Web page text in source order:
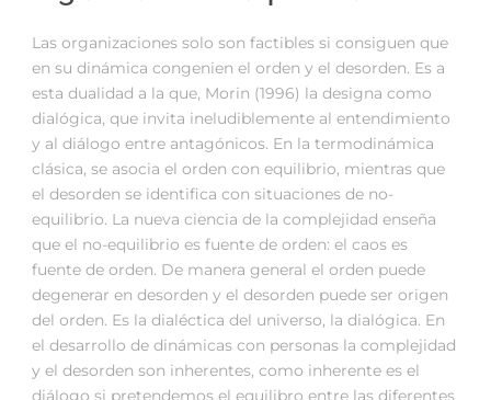
Las organizaciones solo son factibles si consiguen que
en su dinámica congenien el orden y el desorden. Es a
esta dualidad a la que, Morin (1996) la designa como
dialógica, que invita ineludiblemente al entendimiento
y al diálogo entre antagónicos. En la termodinámica
clásica, se asocia el orden con equilibrio, mientras que
el desorden se identifica con situaciones de no-
equilibrio. La nueva ciencia de la complejidad enseña
que el no-equilibrio es fuente de orden: el caos es
fuente de orden. De manera general el orden puede
degenerar en desorden y el desorden puede ser origen
del orden. Es la dialéctica del universo, la dialógica. En
el desarrollo de dinámicas con personas la complejidad
y el desorden son inherentes, como inherente es el
diálogo si pretendemos el equilibro entre las diferentes